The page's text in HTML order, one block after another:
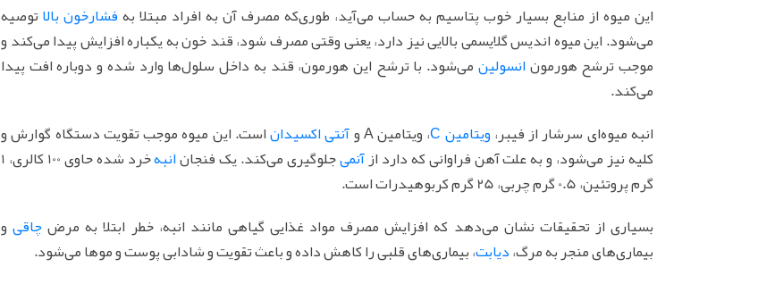
این میوه از منابع بسیار خوب پتاسیم به حساب می‌آید، طوری‌که مصرف آن به افراد مبتلا بهفشارخون بالاتوصیه
می‌شود. این میوه اندیس گلایسمی بالایی نیز دارد، یعنی وقتی مصرف شود، قند خون به یکباره افزایش پیدا می‌کند و
موجب ترشح هورمونانسولینمی‌شود. با ترشح این هورمون، قند به داخل سلول‌ها وارد شده و دوباره افت پیدا
می‌کند.
انبه میوه‌ای سرشار از فیبر،ویتامین C ، ویتامین A و آنتی اکسیداناست. این میوه موجب تقویت دستگاه گوارش و
کلیه نیز می‌شود، و به علت آهن فراوانی که دارد ازآنمیجلوگیری می‌کند. یک فنجانانبه
خرد شده حاوی 100 کالری، 1
گرم پروتئین، 0.5 گرم چربی، 25 گرم کربوهیدرات است.
بسیاری از تحقیقات نشان می‌دهد که افزایش مصرف مواد غذایی گیاهی مانند انبه، خطر ابتلا به مرضچاقیو
بیماری‌های منجر به مرگ،دیابت، بیماری‌های قلبی را کاهش داده و باعث تقویت و شادابی پوست و موها می‌شود.